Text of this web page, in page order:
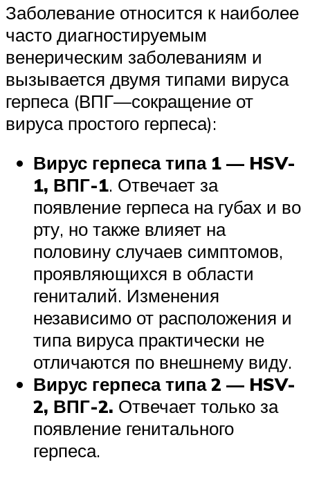
Заболевание относится к наиболее
часто диагностируемым
венерическим заболеваниям и
вызывается двумя типами вируса
герпеса (ВПГ—сокращение от
вируса простого герпеса):
Вирус герпеса типа 1 — HSV-
1, ВПГ-1. Отвечает за
появление герпеса на губах и во
рту, но также влияет на
половину случаев симптомов,
проявляющихся в области
гениталий. Изменения
независимо от расположения и
типа вируса практически не
отличаются по внешнему виду.
Вирус герпеса типа 2 — HSV-
2, ВПГ-2. Отвечает только за
появление генитального
герпеса.